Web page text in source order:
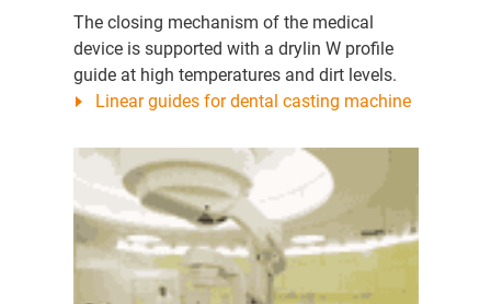
The closing mechanism of the medical
device is supported with a drylin W profile
guide at high temperatures and dirt levels.
Linear guides for dental casting machine